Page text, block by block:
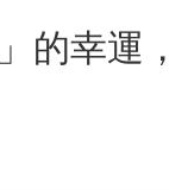
」的幸